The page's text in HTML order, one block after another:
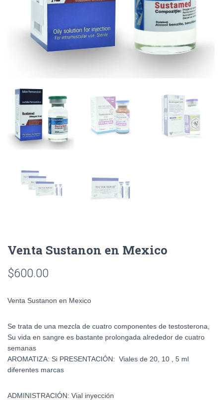
Venta Sustanon en Mexico
$600.00
Venta Sustanon en Mexico
Se trata de una mezcla de cuatro componentes de testosterona,
Su vida en sangre es bastante prolongada alrededor de cuatro
semanas
AROMATIZA: Si PRESENTACIÓN: Viales de 20, 10 , 5 ml
diferentes marcas
ADMINISTRACIÓN: Vial inyección